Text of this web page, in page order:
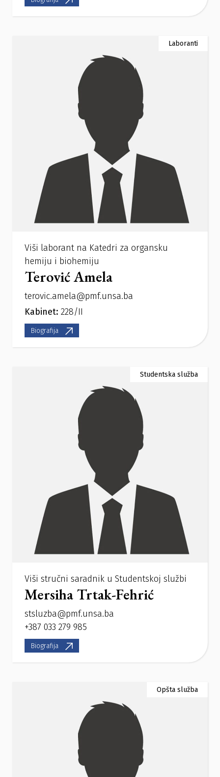
Laboranti
Viši laborant na Katedri za organsku
hemiju i biohemiju
Terović Amela
terovic.amela@pmf.unsa.ba
Kabinet: 228/II
Biografija
Studentska služba
Viši stručni saradnik u Studentskoj službi
Mersiha Trtak-Fehrić
stsluzba@pmf.unsa.ba
+387 033 279 985
Biografija
Opšta služba